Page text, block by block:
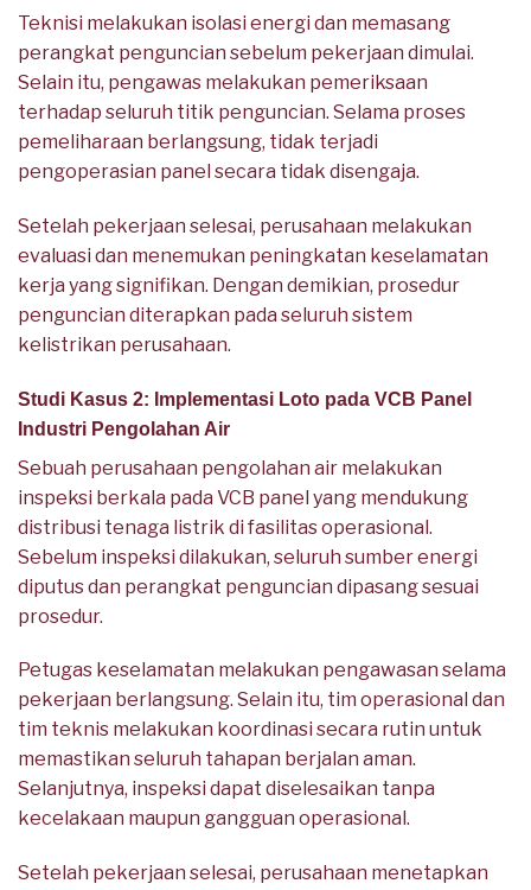
Teknisi melakukan isolasi energi dan memasang
perangkat penguncian sebelum pekerjaan dimulai.
Selain itu, pengawas melakukan pemeriksaan
terhadap seluruh titik penguncian. Selama proses
pemeliharaan berlangsung, tidak terjadi
pengoperasian panel secara tidak disengaja.
Setelah pekerjaan selesai, perusahaan melakukan
evaluasi dan menemukan peningkatan keselamatan
kerja yang signifikan. Dengan demikian, prosedur
penguncian diterapkan pada seluruh sistem
kelistrikan perusahaan.
Studi Kasus 2: Implementasi Loto pada VCB Panel
Industri Pengolahan Air
Sebuah perusahaan pengolahan air melakukan
inspeksi berkala pada VCB panel yang mendukung
distribusi tenaga listrik di fasilitas operasional.
Sebelum inspeksi dilakukan, seluruh sumber energi
diputus dan perangkat penguncian dipasang sesuai
prosedur.
Petugas keselamatan melakukan pengawasan selama
pekerjaan berlangsung. Selain itu, tim operasional dan
tim teknis melakukan koordinasi secara rutin untuk
memastikan seluruh tahapan berjalan aman.
Selanjutnya, inspeksi dapat diselesaikan tanpa
kecelakaan maupun gangguan operasional.
Setelah pekerjaan selesai, perusahaan menetapkan